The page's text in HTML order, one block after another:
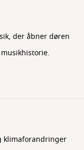
der åbner døren
klimaforandringer